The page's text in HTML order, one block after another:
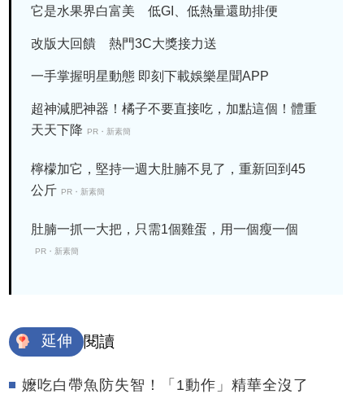
它是水果界白富美 低GI、低熱量還助排便
改版大回饋 熱門3C大獎接力送
一手掌握明星動態 即刻下載娛樂星聞APP
超神減肥神器！橘子不要直接吃，加點這個！體重
天天下降
PR・新素簡
檸檬加它，堅持一週大肚腩不見了，重新回到45
公斤 PR・新素簡
肚腩一抓一大把，只需1個雞蛋，用一個瘦一個
PR・新素簡
延伸 閱讀
嬤吃白帶魚防失智！「1動作」精華全沒了